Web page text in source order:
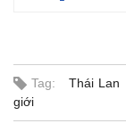
Tag: Thái Lan
giới